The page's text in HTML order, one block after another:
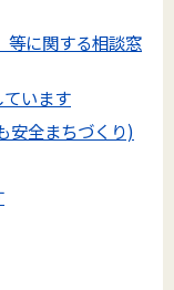
等に関する相談窓
います
安全まちづくり)